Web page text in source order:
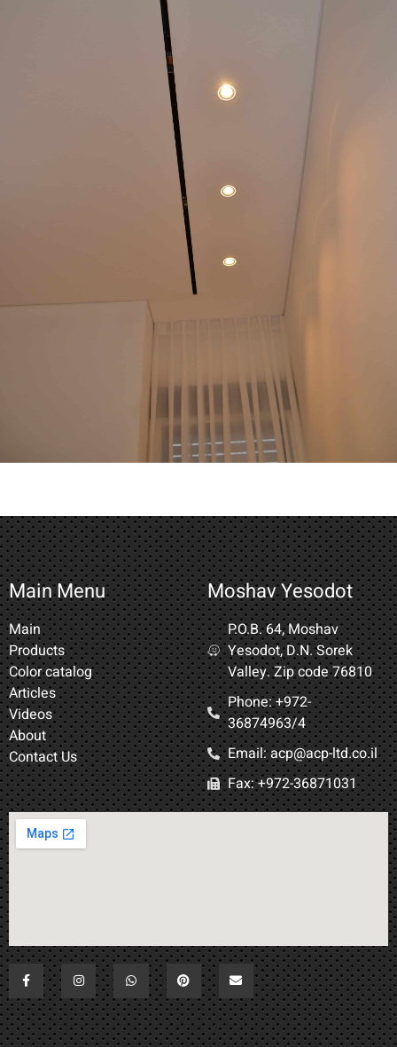
Main Menu
Main
Products
Color catalog
Articles
Videos
About
Contact Us
Moshav Yesodot
P.O.B. 64, Moshav
Yesodot, D.N. Sorek
Valley. Zip code 76810
Phone: +972-
36874963/4​
Email: acp@acp-ltd.co.il
Fax: +972-36871031​